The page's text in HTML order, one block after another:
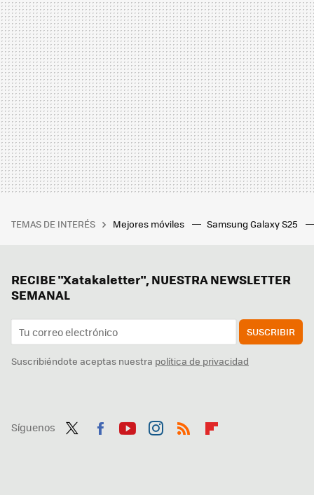
TEMAS DE INTERÉS Mejores móviles Samsung Galaxy S25
RECIBE "Xatakaletter", NUESTRA NEWSLETTER
SEMANAL
SUSCRIBIR
Suscribiéndote aceptas nuestra política de privacidad
Síguenos